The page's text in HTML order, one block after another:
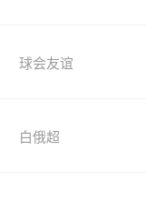
球会友谊
白俄超